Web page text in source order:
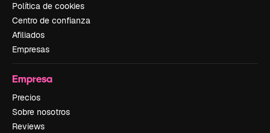
Política de cookies
Centro de confianza
Afiliados
Empresas
Empresa
Precios
Sobre nosotros
Reviews